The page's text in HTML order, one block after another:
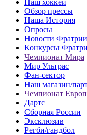
Обзор прессы
Наша История
Опросы
Новости Фратрии
Конкурсы
Чемпионат Мира
Мир Ультрас
Фан-cектор
Наш магазин/
Чемпионат
Дартс
Сборная России
Эксклюзив
Регби/гандбол